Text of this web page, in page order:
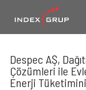
Despec AŞ,
Çözümleri ile
Enerji